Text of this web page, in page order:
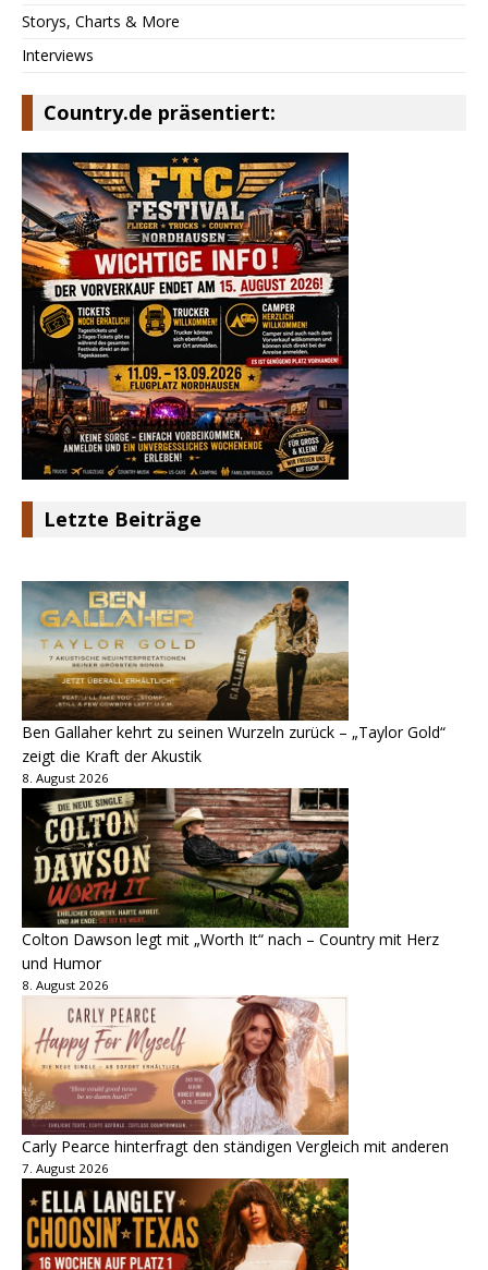
Storys, Charts & More
Interviews
Country.de präsentiert:
Letzte Beiträge
Ben Gallaher kehrt zu seinen Wurzeln zurück – „Taylor Gold“
zeigt die Kraft der Akustik
8. August 2026
Colton Dawson legt mit „Worth It“ nach – Country mit Herz
und Humor
8. August 2026
Carly Pearce hinterfragt den ständigen Vergleich mit anderen
7. August 2026